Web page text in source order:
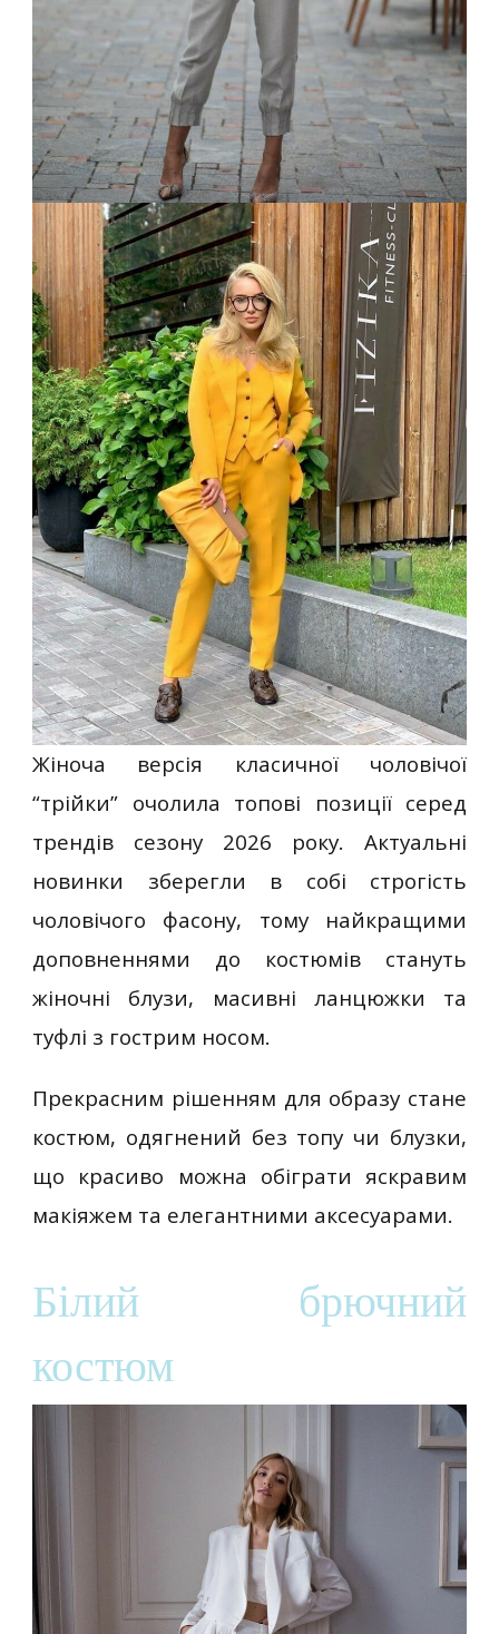
Жіноча версія класичної чоловічої
“трійки” очолила топові позиції серед
трендів сезону 2026 року. Актуальні
новинки зберегли в собі строгість
чоловічого фасону, тому найкращими
доповненнями до костюмів стануть
жіночні блузи, масивні ланцюжки та
туфлі з гострим носом.
Прекрасним рішенням для образу стане
костюм, одягнений без топу чи блузки,
що красиво можна обіграти яскравим
макіяжем та елегантними аксесуарами.
Білий брючний
костюм